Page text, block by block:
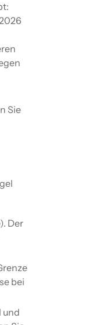
Sie
Der
bei
und